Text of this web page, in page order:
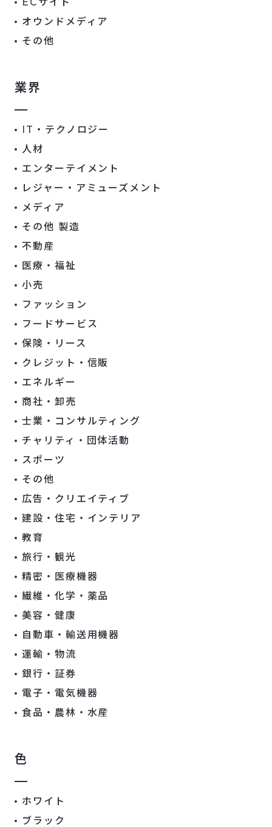
オウンドメディア
その他
業界
IT・テクノロジー
人材
エンターテイメント
レジャー・アミューズメント
メディア
その他 製造
不動産
医療・福祉
小売
ファッション
フードサービス
保険・リース
クレジット・信販
エネルギー
商社・卸売
士業・コンサルティング
チャリティ・団体活動
スポーツ
その他
広告・クリエイティブ
建設・住宅・インテリア
教育
旅行・観光
精密・医療機器
繊維・化学・薬品
美容・健康
自動車・輸送用機器
運輸・物流
銀行・証券
電子・電気機器
食品・農林・水産
色
ホワイト
ブラック